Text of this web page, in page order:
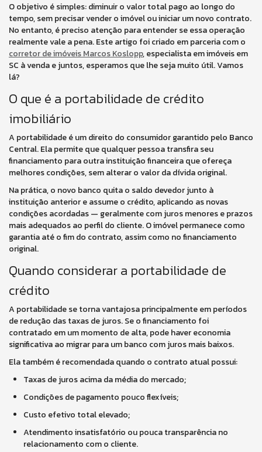
O objetivo é simples: diminuir o valor total pago ao longo do
tempo, sem precisar vender o imóvel ou iniciar um novo contrato.
No entanto, é preciso atenção para entender se essa operação
realmente vale a pena. Este artigo foi criado em parceria com o
corretor de imóveis Marcos Koslopp, especialista em imóveis em
SC à venda e juntos, esperamos que lhe seja muito útil. Vamos
lá?
O que é a portabilidade de crédito
imobiliário
A portabilidade é um direito do consumidor garantido pelo Banco
Central. Ela permite que qualquer pessoa transfira seu
financiamento para outra instituição financeira que ofereça
melhores condições, sem alterar o valor da dívida original.
Na prática, o novo banco quita o saldo devedor junto à
instituição anterior e assume o crédito, aplicando as novas
condições acordadas — geralmente com juros menores e prazos
mais adequados ao perfil do cliente. O imóvel permanece como
garantia até o fim do contrato, assim como no financiamento
original.
Quando considerar a portabilidade de
crédito
A portabilidade se torna vantajosa principalmente em períodos
de redução das taxas de juros. Se o financiamento foi
contratado em um momento de alta, pode haver economia
significativa ao migrar para um banco com juros mais baixos.
Ela também é recomendada quando o contrato atual possui:
Taxas de juros acima da média do mercado;
Condições de pagamento pouco flexíveis;
Custo efetivo total elevado;
Atendimento insatisfatório ou pouca transparência no
relacionamento com o cliente.